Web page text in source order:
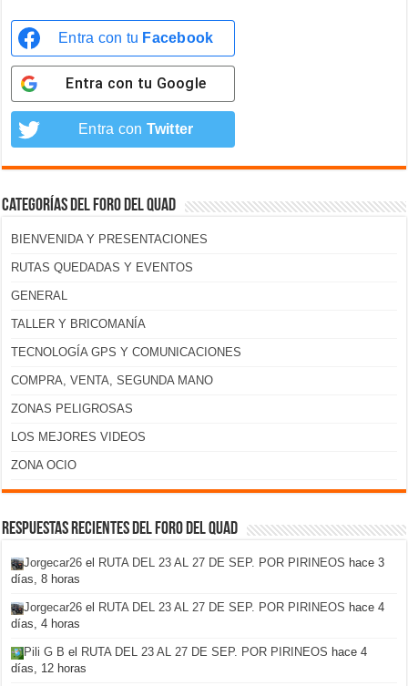
Entra con tu Facebook
Entra con tu Google
Entra con Twitter
Categorías del foro del Quad
BIENVENIDA Y PRESENTACIONES
RUTAS QUEDADAS Y EVENTOS
GENERAL
TALLER Y BRICOMANÍA
TECNOLOGÍA GPS Y COMUNICACIONES
COMPRA, VENTA, SEGUNDA MANO
ZONAS PELIGROSAS
LOS MEJORES VIDEOS
ZONA OCIO
Respuestas recientes del foro del Quad
Jorgecar26 el RUTA DEL 23 AL 27 DE SEP. POR PIRINEOS hace 3
días, 8 horas
Jorgecar26 el RUTA DEL 23 AL 27 DE SEP. POR PIRINEOS hace 4
días, 4 horas
Pili G B el RUTA DEL 23 AL 27 DE SEP. POR PIRINEOS hace 4
días, 12 horas